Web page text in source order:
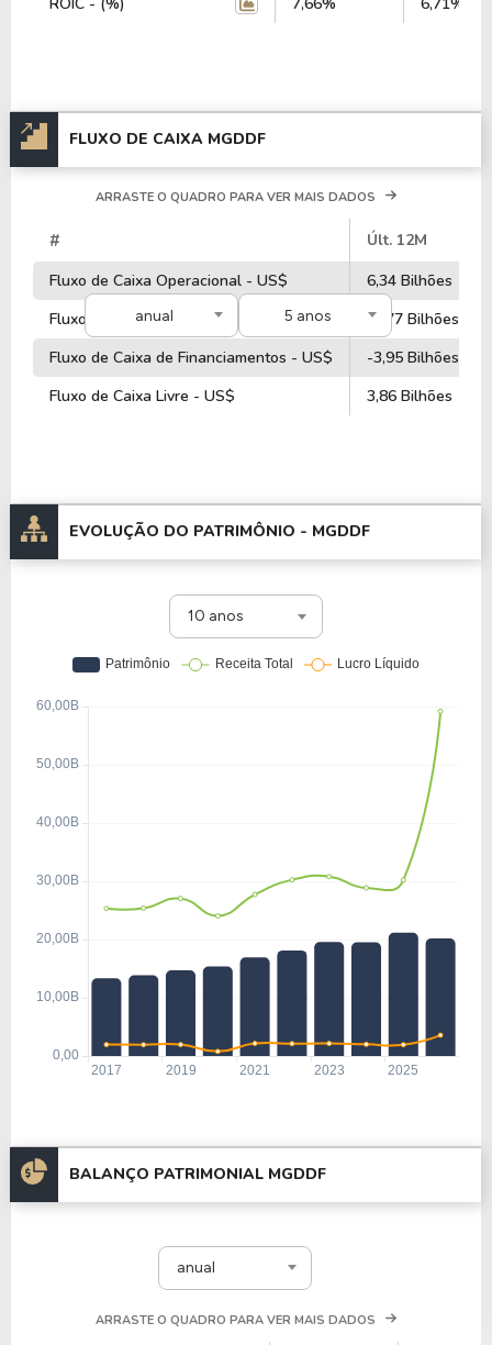
FLUXO DE CAIXA MGDDF
anual 5 anos
ARRASTE O QUADRO PARA VER MAIS DADOS
#
Últ. 12M
Fluxo de Caixa Operacional - US$
6,34 Bilhões
Fluxo de Caixa de Investimentos - US$
-4,77 Bilhões
Fluxo de Caixa de Financiamentos - US$
-3,95 Bilhões
Fluxo de Caixa Livre - US$
3,86 Bilhões
EVOLUÇÃO DO PATRIMÔNIO - MGDDF
10 anos
BALANÇO PATRIMONIAL MGDDF
anual
ARRASTE O QUADRO PARA VER MAIS DADOS